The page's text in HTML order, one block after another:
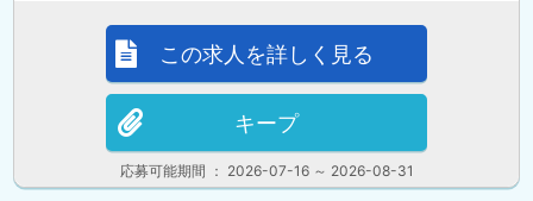
応募可能期間 ： 2026-07-16 ～ 2026-08-31
この求人を詳しく見る
キープ